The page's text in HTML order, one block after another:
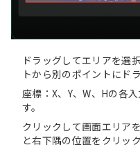
ドラッグしてエリアを選
トから別のポイントにド
座標：X、Y、W、Hの各
す。
クリックして画面エリア
と右下隅の位置をクリッ